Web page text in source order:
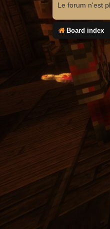
Le forum n'est
Board index